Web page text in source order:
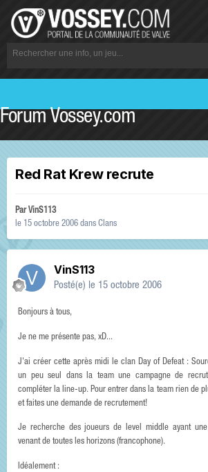
Forum Vossey.com
Red Rat Krew recrute
ParVinS113
le 15 octobre 2006 dans Clans
VinS113
Posté(e) le 15 octobre 2006
Bonjours à tous,
Je ne me présente pas, xD...
J'ai créer cette après midi le clan Day of Defeat :
un peu seul dans la team une campagne de
compléter la line-up. Pour entrer dans la team rien de
et faites une demande de recrutement!
Je recherche des joueurs de level middle ayant
venant de toutes les horizons (francophone).
Idéalement :